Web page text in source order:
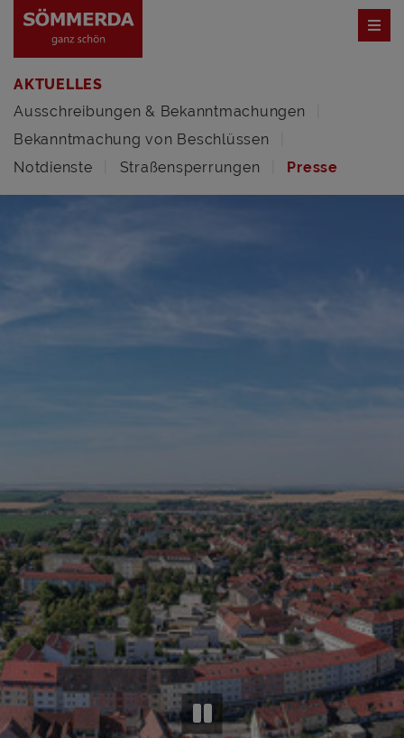
AKTUELLES
Ausschreibungen & Bekanntmachungen
Bekanntmachung von Beschlüssen
Notdienste
Straßensperrungen Presse